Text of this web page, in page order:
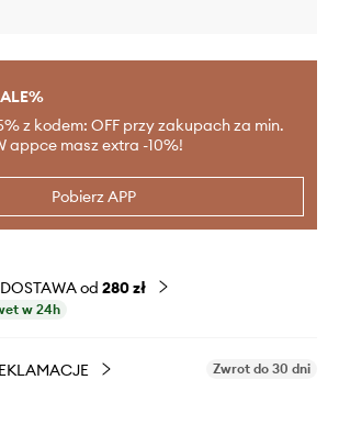
z kodem: OFF przy zakupach za min.
appce masz extra -10%!
Pobierz APP
od 280 zł
w 24h
Zwrot do 30 dni